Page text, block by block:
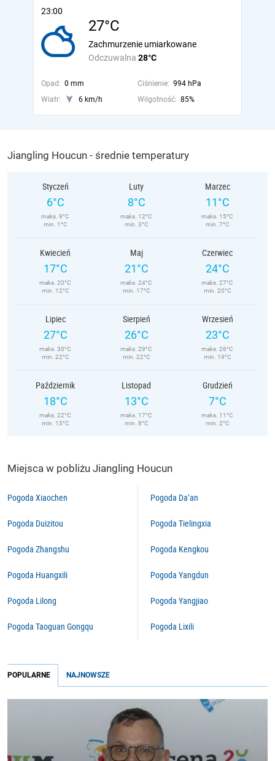
23:00
27°C
Odczuwalna 28°C
Zachmurzenie umiarkowane
Opad: 0 mm Ciśnienie: 994 hPa
Wiatr:
6 km/h Wilgotność: 85%
Jiangling Houcun - średnie temperatury
Styczeń
6°C
maks. 9°C
min. 1°C
Luty
8°C
maks. 12°C
min. 3°C
Marzec
11°C
maks. 15°C
min. 7°C
Kwiecień
17°C
maks. 20°C
min. 12°C
Maj
21°C
maks. 24°C
min. 17°C
Czerwiec
24°C
maks. 27°C
min. 20°C
Lipiec
27°C
maks. 30°C
min. 22°C
Sierpień
26°C
maks. 29°C
min. 22°C
Wrzesień
23°C
maks. 26°C
min. 19°C
Październik
18°C
maks. 22°C
min. 13°C
Listopad
13°C
maks. 17°C
min. 8°C
Grudzień
7°C
maks. 11°C
min. 2°C
Miejsca w pobliżu Jiangling Houcun
Pogoda Xiaochen
Pogoda Duizitou
Pogoda Zhangshu
Pogoda Huangxili
Pogoda Lilong
Pogoda Taoguan Gongqu
Pogoda Da’an
Pogoda Tielingxia
Pogoda Kengkou
Pogoda Yangdun
Pogoda Yangjiao
Pogoda Lixili
POPULARNE NAJNOWSZE